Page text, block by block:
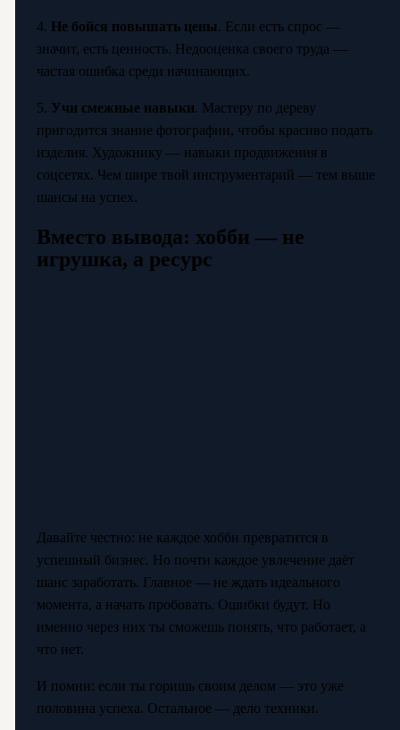
4. Не бойся повышать цены. Если есть спрос —
значит, есть ценность. Недооценка своего труда —
частая ошибка среди начинающих.
5. Учи смежные навыки. Мастеру по дереву
пригодится знание фотографии, чтобы красиво подать
изделия. Художнику — навыки продвижения в
соцсетях. Чем шире твой инструментарий — тем выше
шансы на успех.
Вместо вывода: хобби — не
игрушка, а ресурс
Давайте честно: не каждое хобби превратится в
успешный бизнес. Но почти каждое увлечение даёт
шанс заработать. Главное — не ждать идеального
момента, а начать пробовать. Ошибки будут. Но
именно через них ты сможешь понять, что работает, а
что нет.
И помни: если ты горишь своим делом — это уже
половина успеха. Остальное — дело техники.